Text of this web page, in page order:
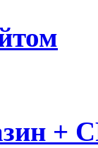
+